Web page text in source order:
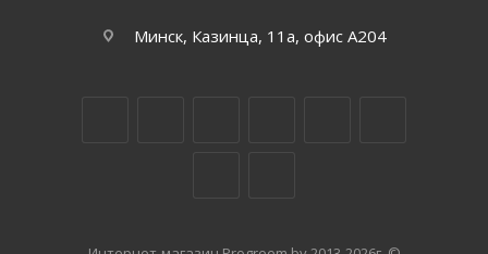
Минск, Казинца, 11а, офис А204